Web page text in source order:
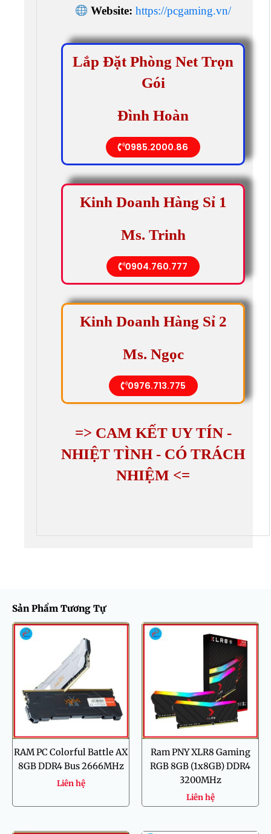
Website: https://pcgaming.vn/
Lắp Đặt Phòng Net Trọn
Gói
Đình Hoàn
0985.2000.86
Kinh Doanh Hàng Sỉ 1
Ms. Trinh
0904.760.777
Kinh Doanh Hàng Sỉ 2
Ms. Ngọc
0976.713.775
=> CAM KẾT UY TÍN -
NHIỆT TÌNH - CÓ TRÁCH
NHIỆM <=
Sản Phẩm Tương Tự
RAM PC Colorful Battle AX
8GB DDR4 Bus 2666MHz
Liên hệ
Ram PNY XLR8 Gaming
RGB 8GB (1x8GB) DDR4
3200MHz
Liên hệ